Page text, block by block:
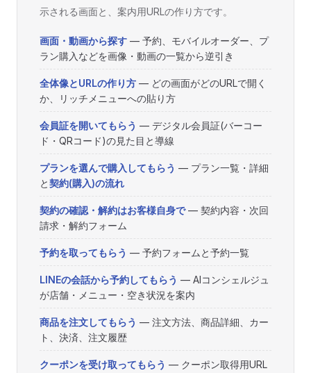
示される画面と、案内用URLの作り方です。
画面・動画から探す — 予約、モバイルオーダー、プ
ラン購入などを画像・動画の一覧から逆引き
全体像とURLの作り方 — どの画面がどのURLで開く
か、リッチメニューへの貼り方
会員証を開いてもらう — デジタル会員証(バーコー
ド・QRコード)の見た目と導線
プランを選んで購入してもらう — プラン一覧・詳細
と契約(購入)の流れ
契約の確認・解約はお客様自身で— 契約内容・次回
請求・解約フォーム
予約を取ってもらう — 予約フォームと予約一覧
LINEの会話から予約してもらう — AIコンシェルジュ
が店舗・メニュー・空き状況を案内
商品を注文してもらう — 注文方法、商品詳細、カー
ト、決済、注文履歴
クーポンを受け取ってもらう — クーポン取得用URL